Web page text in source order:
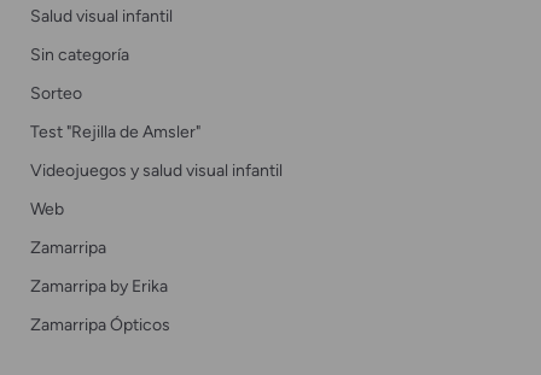
Salud visual infantil
Sin categoría
Sorteo
Test "Rejilla de Amsler"
Videojuegos y salud visual infantil
Web
Zamarripa
Zamarripa by Erika
Zamarripa Ópticos